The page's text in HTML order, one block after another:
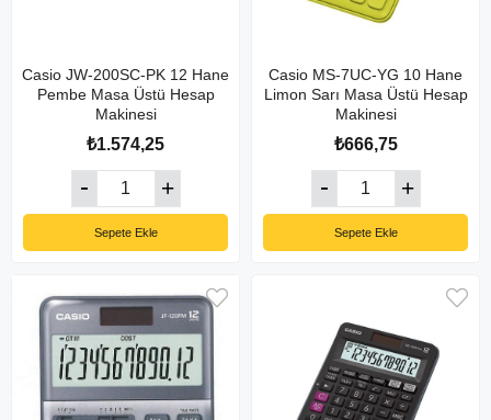
Casio JW-200SC-PK 12 Hane
Pembe Masa Üstü Hesap
Makinesi
₺1.574,25
Sepete Ekle
Casio MS-7UC-YG 10 Hane
Limon Sarı Masa Üstü Hesap
Makinesi
₺666,75
Sepete Ekle